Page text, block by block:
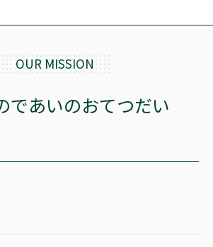
OUR MISSION
であいのおてつだい